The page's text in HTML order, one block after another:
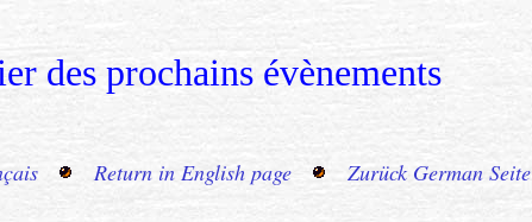
des prochains évènements
Return in English page Zurück German Seite